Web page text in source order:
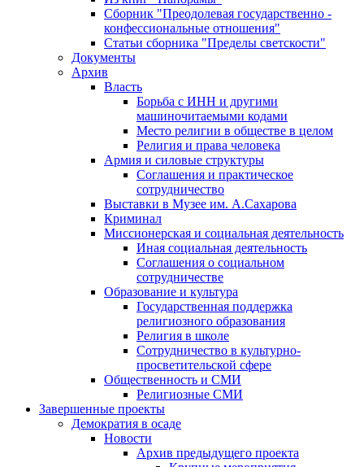
Сборник "Преодолевая государственно -
конфессиональные отношения"
Статьи сборника "Пределы светскости"
Документы
Архив
Власть
Борьба с ИНН и другими
машиночитаемыми кодами
Место религии в обществе в целом
Религия и права человека
Армия и силовые структуры
Соглашения и практическое
сотрудничество
Выставки в Музее им. А.Сахарова
Криминал
Миссионерская и социальная деятельность
Иная социальная деятельность
Соглашения о социальном
сотрудничестве
Образование и культура
Государственная поддержка
религиозного образования
Религия в школе
Сотрудничество в культурно-
просветительской сфере
Общественность и СМИ
Религиозные СМИ
Завершенные проекты
Демократия в осаде
Новости
Архив предыдущего проекта